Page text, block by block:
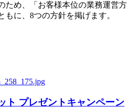
ため、「お客様本位の業務運営方
に、8つの方針を掲げます。
ト プレゼントキャンペーン